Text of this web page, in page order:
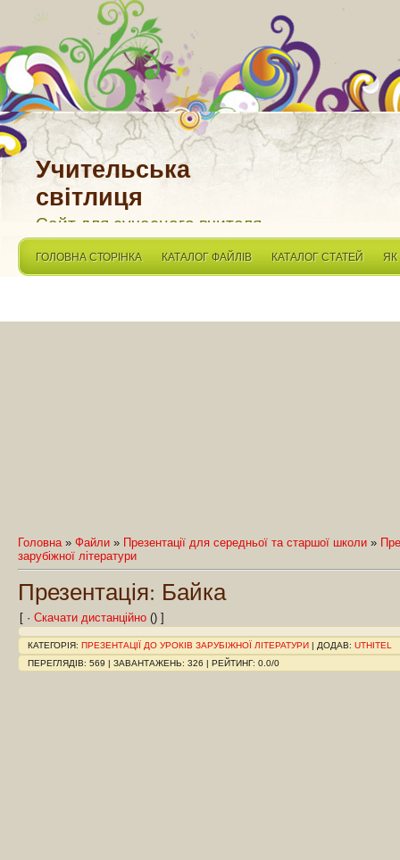
Учительська
світлиця
Сайт для сучасного вчителя
ГОЛОВНА СТОРІНКА КАТАЛОГ ФАЙЛІВ КАТАЛОГ СТАТЕЙ ЯК
Головна» Файли » Презентації для середньої та старшої школи »
зарубіжної літератури
Презентація: Байка
[ · Скачати дистанційно () ]
КАТЕГОРІЯ: ПРЕЗЕНТАЦІЇ ДО УРОКІВ ЗАРУБІЖНОЇ ЛІТЕРАТУРИ | ДОДАВ: UTHITEL
ПЕРЕГЛЯДІВ: 569 | ЗАВАНТАЖЕНЬ: 326 | РЕЙТИНГ: 0.0/0